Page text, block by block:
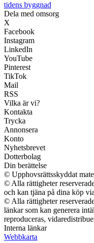
tidens byggnad
Dela med omsorg
X
Facebook
Instagram
LinkedIn
YouTube
Pinterest
TikTok
Mail
RSS
Vilka är vi?
Kontakta
Trycka
Annonsera
Konto
Nyhetsbrevet
Dotterbolag
Din berättelse
© Upphovsrättsskyddat
© Alla rättigheter
och kan tjäna på dina köp
© Alla rättigheter
länkar som kan generera
reproduceras,
Interna länkar
Webbkarta